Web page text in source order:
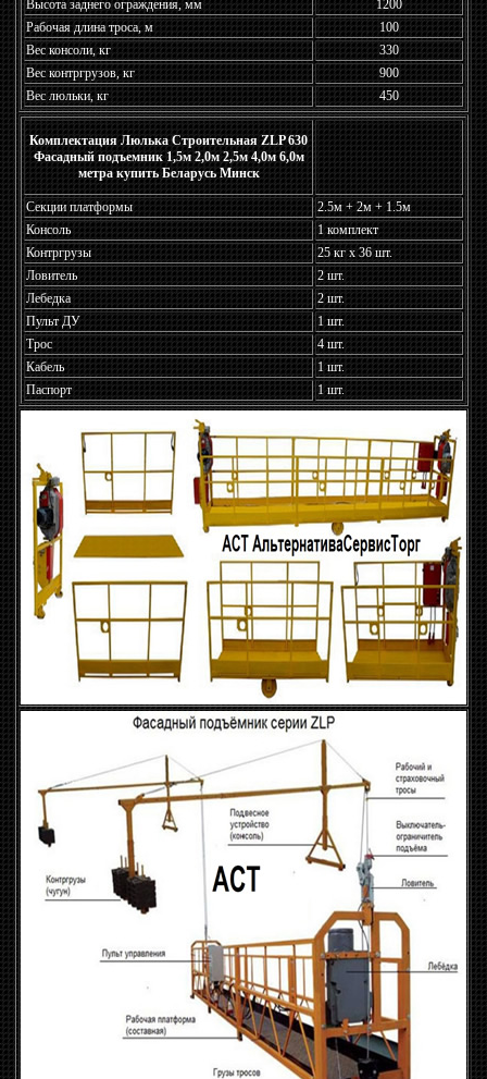
Высота заднего ограждения, мм
1200
Рабочая длина троса, м
100
Вес консоли, кг
330
Вес контргрузов, кг
900
Вес люльки, кг
450
Комплектация Люлька Строительная ZLP 630
Фасадный подъемник 1,5м 2,0м 2,5м 4,0м 6,0м
метра купить Беларусь Минск
Секции платформы
2.5м + 2м + 1.5м
Консоль
1 комплект
Контргрузы
25 кг х 36 шт.
Ловитель
2 шт.
Лебедка
2 шт.
Пульт ДУ
1 шт.
Трос
4 шт.
Кабель
1 шт.
Паспорт
1 шт.